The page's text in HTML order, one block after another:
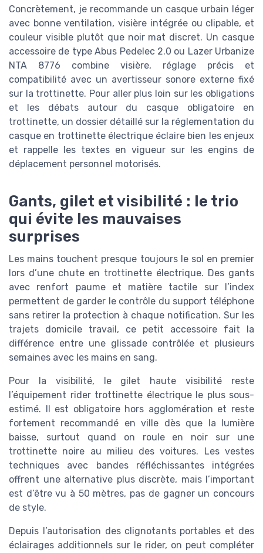
Concrètement, je recommande un casque urbain léger
avec bonne ventilation, visière intégrée ou clipable, et
couleur visible plutôt que noir mat discret. Un casque
accessoire de type Abus Pedelec 2.0 ou Lazer Urbanize
NTA 8776 combine visière, réglage précis et
compatibilité avec un avertisseur sonore externe fixé
sur la trottinette. Pour aller plus loin sur les obligations
et les débats autour du casque obligatoire en
trottinette, un dossier détaillé sur la réglementation du
casque en trottinette électrique éclaire bien les enjeux
et rappelle les textes en vigueur sur les engins de
déplacement personnel motorisés.
Gants, gilet et visibilité : le trio
qui évite les mauvaises
surprises
Les mains touchent presque toujours le sol en premier
lors d’une chute en trottinette électrique. Des gants
avec renfort paume et matière tactile sur l’index
permettent de garder le contrôle du support téléphone
sans retirer la protection à chaque notification. Sur les
trajets domicile travail, ce petit accessoire fait la
différence entre une glissade contrôlée et plusieurs
semaines avec les mains en sang.
Pour la visibilité, le gilet haute visibilité reste
l’équipement rider trottinette électrique le plus sous-
estimé. Il est obligatoire hors agglomération et reste
fortement recommandé en ville dès que la lumière
baisse, surtout quand on roule en noir sur une
trottinette noire au milieu des voitures. Les vestes
techniques avec bandes réfléchissantes intégrées
offrent une alternative plus discrète, mais l’important
est d’être vu à 50 mètres, pas de gagner un concours
de style.
Depuis l’autorisation des clignotants portables et des
éclairages additionnels sur le rider, on peut compléter